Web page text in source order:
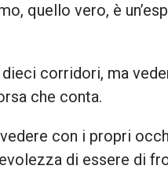
quello vero, è
corridori, ma
che conta.
con i propri
di essere di